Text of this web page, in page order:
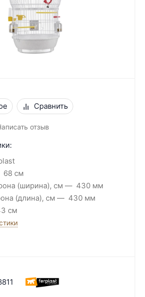
Сравнить
отзыв
68 см
(ширина), см
430 мм
(длина), см
430 мм
см